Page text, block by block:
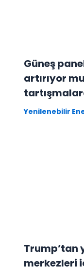
Güneş
artırıyor
Yenilenebilir
Trump’tan
merkezleri